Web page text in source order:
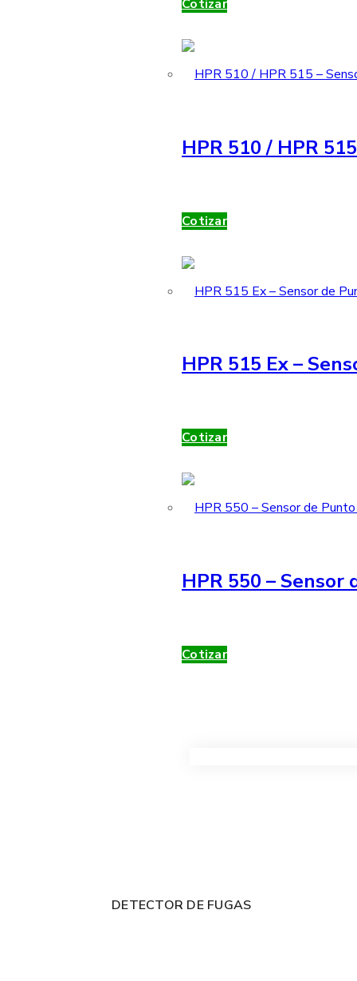
Cotizar
HPR 510 / HPR
Cotizar
HPR 515 Ex –
Cotizar
HPR 550 – Sensor
Cotizar
DETECTOR DE FUGAS